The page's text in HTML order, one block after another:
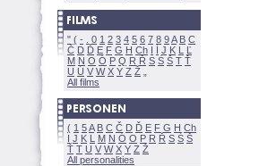
" ( - 0 1 2 3 4 5 6 7 8 9A B C
Č D Ď E F G H Ch I Í J K L
Ľ
M N O Ó P Q R Ř S Ś T Ť
U Ú V W X Y Z
All films
( 1 5A B C Č D Ď E F G H Ch
I J K L M N Ó O P R Ř S Ś
Ť T U V W X Y Z
All personalities